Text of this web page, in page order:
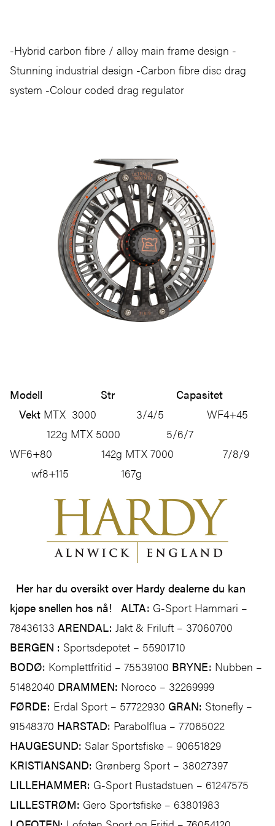
-Hybrid carbon fibre / alloy main frame design -
Stunning industrial design -Carbon fibre disc drag
system -Colour coded drag regulator
Modell Str Capasitet
Vekt MTX 3000 3/4/5 WF4+45
122g MTX 5000 5/6/7
WF6+80 142g MTX 7000 7/8/9
wf8+115 167g
Her har du oversikt over Hardy dealerne du kan
kjøpe snellen hos nå! ALTA: G-Sport Hammari –
78436133 ARENDAL: Jakt & Friluft – 37060700
BERGEN : Sportsdepotet – 55901710
BODØ: Komplettfritid – 75539100 BRYNE: Nubben –
51482040 DRAMMEN: Noroco – 32269999
FØRDE: Erdal Sport – 57722930 GRAN: Stonefly –
91548370 HARSTAD: Parabolflua – 77065022
HAUGESUND: Salar Sportsfiske – 90651829
KRISTIANSAND: Grønberg Sport – 38027397
LILLEHAMMER: G-Sport Rustadstuen – 61247575
LILLESTRØM: Gero Sportsfiske – 63801983